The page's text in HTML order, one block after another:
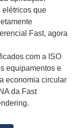
elétricos que
Fast, agora
com a ISO
equipamentos e
economia circular
da Fast